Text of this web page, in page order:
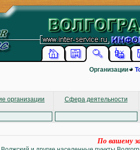
Организации
организации Сфера деятельности
По вашему